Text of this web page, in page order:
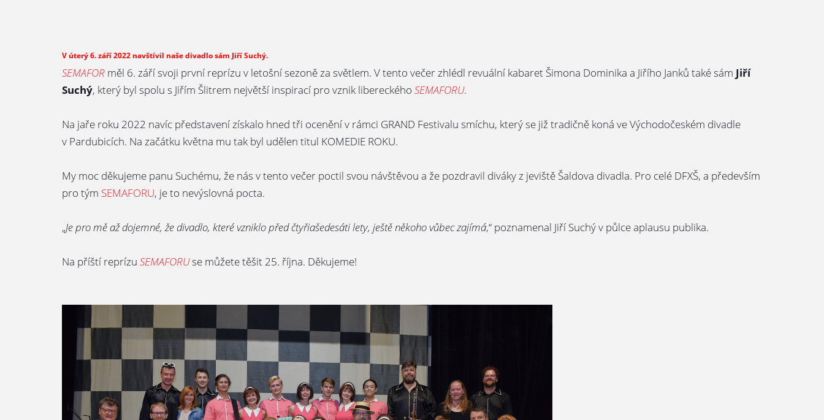
V úterý 6. září 2022 navštívil naše divadlo sám Jiří Suchý.
SEMAFOR měl 6. září svoji první reprízu v letošní sezoně za světlem. V tento večer zhlédl revuální kabaret Šimona Dominika a Jiřího Janků také sám Jiří
Suchý, který byl spolu s Jiřím Šlitrem největší inspirací pro vznik libereckého SEMAFORU.
Na jaře roku 2022 navíc představení získalo hned tři ocenění v rámci GRAND Festivalu smíchu, který se již tradičně koná ve Východočeském divadle
v Pardubicích. Na začátku května mu tak byl udělen titul KOMEDIE ROKU.
My moc děkujeme panu Suchému, že nás v tento večer poctil svou návštěvou a že pozdravil diváky z jeviště Šaldova divadla. Pro celé DFXŠ, a především
pro tým SEMAFORU, je to nevýslovná pocta.
„Je pro mě až dojemné, že divadlo, které vzniklo před čtyřiašedesáti lety, ještě někoho vůbec zajímá,“ poznamenal Jiří Suchý v půlce aplausu publika.
Na příští reprízu SEMAFORUse můžete těšit 25. října. Děkujeme!